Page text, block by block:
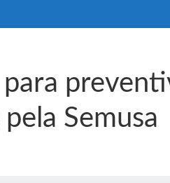
Semusa